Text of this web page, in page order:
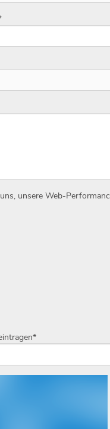
unsere Web-
*